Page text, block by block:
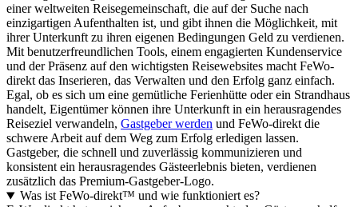
einer weltweiten Reisegemeinschaft, die auf der Suche nach
einzigartigen Aufenthalten ist, und gibt ihnen die Möglichkeit, mit
ihrer Unterkunft zu ihren eigenen Bedingungen Geld zu verdienen.
Mit benutzerfreundlichen Tools, einem engagierten Kundenservice
und der Präsenz auf den wichtigsten Reisewebsites macht FeWo-
direkt das Inserieren, das Verwalten und den Erfolg ganz einfach.
Egal, ob es sich um eine gemütliche Ferienhütte oder ein Strandhaus
handelt, Eigentümer können ihre Unterkunft in ein herausragendes
Reiseziel verwandeln, Gastgeber werden und FeWo-direkt die
schwere Arbeit auf dem Weg zum Erfolg erledigen lassen.
Gastgeber, die schnell und zuverlässig kommunizieren und
konsistent ein herausragendes Gästeerlebnis bieten, verdienen
zusätzlich das Premium-Gastgeber-Logo.
Was ist FeWo-direkt™ und wie funktioniert es?